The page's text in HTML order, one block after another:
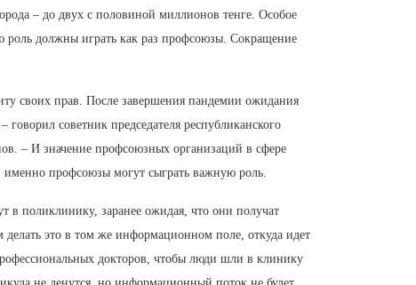
– до двух с половиной миллионов тенге. Особое
роль должны играть как раз профсоюзы. Сокращение
своих прав. После завершения пандемии ожидания
советник председателя республиканского
– И значение профсоюзных организаций в сфере
именно профсоюзы могут сыграть важную роль.
в поликлинику, заранее ожидая, что они получат
это в том же информационном поле, откуда идет
докторов, чтобы люди шли в клинику